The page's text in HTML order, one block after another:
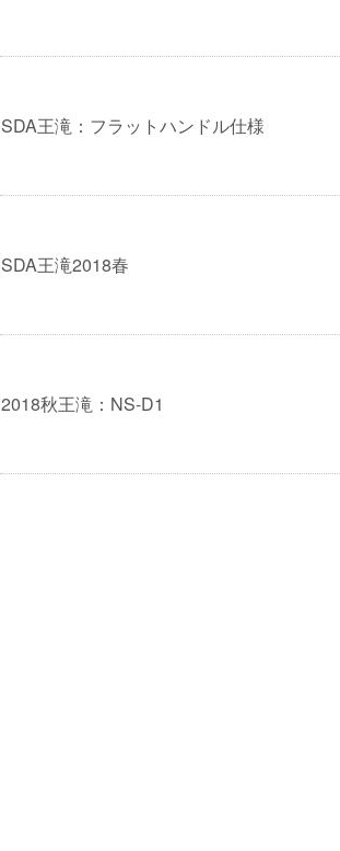
SDA王滝：フラットハンドル仕様
SDA王滝2018春
2018秋王滝：NS-D1